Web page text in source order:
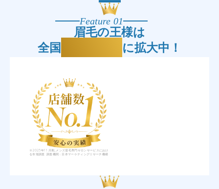
Feature 01
眉毛の王様は
全国25店舗に拡大中！
※2025年11月期_メンズ眉毛専門サロンサービスにおけ
る市場調査 調査機関：日本マーケティングリサーチ機構